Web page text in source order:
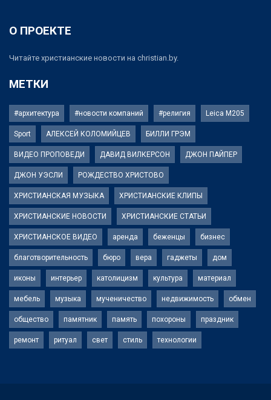
О ПРОЕКТЕ
Читайте христианские новости на christian.by.
МЕТКИ
#архитектура #новости компаний #религия Leica M205
Sport АЛЕКСЕЙ КОЛОМИЙЦЕВ БИЛЛИ ГРЭМ
ВИДЕО ПРОПОВЕДИ ДАВИД ВИЛКЕРСОН ДЖОН ПАЙПЕР
ДЖОН УЭСЛИ РОЖДЕСТВО ХРИСТОВО
ХРИСТИАНСКАЯ МУЗЫКА ХРИСТИАНСКИЕ КЛИПЫ
ХРИСТИАНСКИЕ НОВОСТИ ХРИСТИАНСКИЕ СТАТЬИ
ХРИСТИАНСКОЕ ВИДЕО аренда беженцы бизнес
благотворительность бюро вера гаджеты дом
иконы интерьер католицизм культура материал
мебель музыка мученичество недвижимость обмен
общество памятник память похороны праздник
ремонт ритуал свет стиль технологии